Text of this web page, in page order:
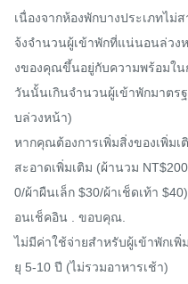
เนื่องจากห้องพักบางประเภทไม่
จ้งจำนวนผู้เข้าพักที่แน่นอนล่วง
งของคุณขึ้นอยู่กับความพร้อมใน
วันนั้นเกินจำนวนผู้เข้าพักมาตร
บล่วงหน้า)
หากคุณต้องการเพิ่มสิ่งของเพิ่ม
สะอาดเพิ่มเติม (ผ้านวม
0/ผ้าผืนเล็ก $30/ผ้าเช็ดเท้า
อนเช็คอิน . ขอบคุณ.
ไม่มีค่าใช้จ่ายสำหรับผู้เข้าพักเ
ยุ 5-10 ปี (ไม่รวมอาหารเช้า)